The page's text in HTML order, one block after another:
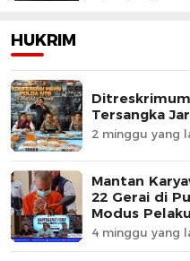
HUKRIM
Tersangka
2 minggu yang
Mantan
22 Gerai di
Modus Pelaku
4 minggu yang